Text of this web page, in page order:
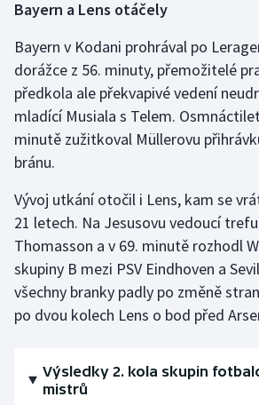
Bayern a Lens otáčely
Bayern v Kodani prohrával po
dorážce z 56. minuty, přemožitelé
předkola ale překvapivé vedení
mladící Musiala s Telem.
minutě zužitkoval Müllerovu
bránu.
Vývoj utkání otočil i Lens, kam se
21 letech. Na Jesusovu vedoucí
Thomasson a v 69. minutě rozhodl
skupiny B mezi PSV Eindhoven a
všechny branky padly po změně
po dvou kolech Lens o bod před
Výsledky 2. kola skupin
mistrů